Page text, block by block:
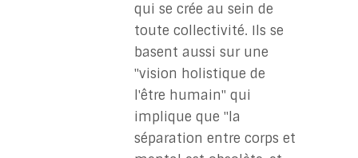
qui se crée au sein de
toute collectivité. Ils se
basent aussi sur une
"vision holistique de
l'être humain" qui
implique que "la
séparation entre corps et